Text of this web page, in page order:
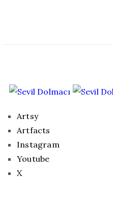
Artsy
Artfacts
Instagram
Youtube
X